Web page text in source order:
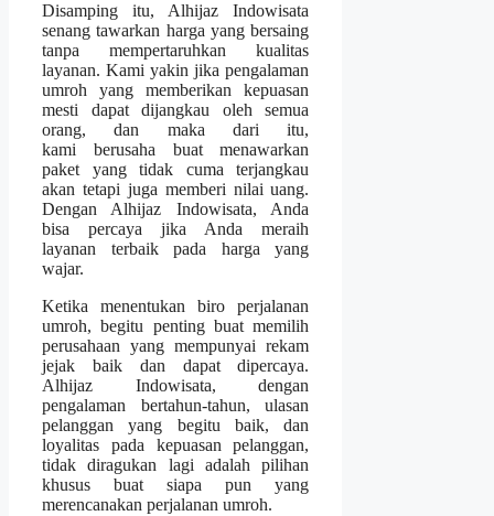
Disamping itu, Alhijaz Indowisata
senang tawarkan harga yang bersaing
tanpa mempertaruhkan kualitas
layanan. Kami yakin jika pengalaman
umroh yang memberikan kepuasan
mesti dapat dijangkau oleh semua
orang, dan maka dari itu,
kami berusaha buat menawarkan
paket yang tidak cuma terjangkau
akan tetapi juga memberi nilai uang.
Dengan Alhijaz Indowisata, Anda
bisa percaya jika Anda meraih
layanan terbaik pada harga yang
wajar.
Ketika menentukan biro perjalanan
umroh, begitu penting buat memilih
perusahaan yang mempunyai rekam
jejak baik dan dapat dipercaya.
Alhijaz Indowisata, dengan
pengalaman bertahun-tahun, ulasan
pelanggan yang begitu baik, dan
loyalitas pada kepuasan pelanggan,
tidak diragukan lagi adalah pilihan
khusus buat siapa pun yang
merencanakan perjalanan umroh.